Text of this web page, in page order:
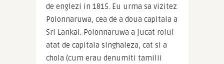
de englezi in 1815. Eu urma sa vizitez
Polonnaruwa, cea de a doua capitala a
Sri Lankai. Polonnaruwa a jucat rolul
atat de capitala singhaleza, cat si a
chola (cum erau denumiti tamilii